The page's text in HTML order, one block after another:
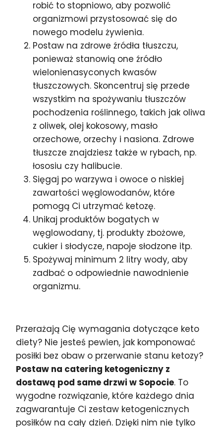
robić to stopniowo, aby pozwolić
organizmowi przystosować się do
nowego modelu żywienia.
Postaw na zdrowe źródła tłuszczu,
ponieważ stanowią one źródło
wielonienasyconych kwasów
tłuszczowych. Skoncentruj się przede
wszystkim na spożywaniu tłuszczów
pochodzenia roślinnego, takich jak oliwa
z oliwek, olej kokosowy, masło
orzechowe, orzechy i nasiona. Zdrowe
tłuszcze znajdziesz także w rybach, np.
łososiu czy halibucie.
Sięgaj po warzywa i owoce o niskiej
zawartości węglowodanów, które
pomogą Ci utrzymać ketozę.
Unikaj produktów bogatych w
węglowodany, tj. produkty zbożowe,
cukier i słodycze, napoje słodzone itp.
Spożywaj minimum 2 litry wody, aby
zadbać o odpowiednie nawodnienie
organizmu.
Przerażają Cię wymagania dotyczące keto
diety? Nie jesteś pewien, jak komponować
posiłki bez obaw o przerwanie stanu ketozy?
Postaw na catering ketogeniczny z
dostawą pod same drzwi w Sopocie. To
wygodne rozwiązanie, które każdego dnia
zagwarantuje Ci zestaw ketogenicznych
posiłków na cały dzień. Dzięki nim nie tylko